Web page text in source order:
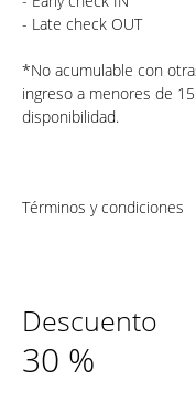
- Late check OUT
*No acumulable con
ingreso a menores de
disponibilidad.
Términos y condiciones
Descuento
30 %